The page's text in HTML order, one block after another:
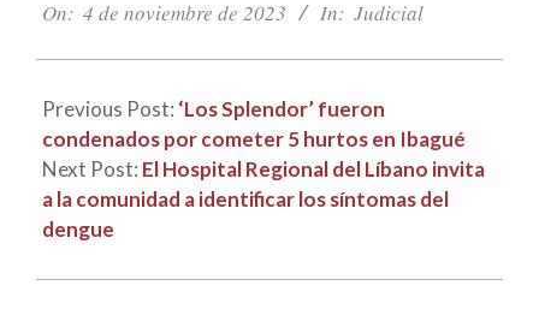
11-
On: 4 de noviembre de 2023 In: Judicial
Previous Post: ‘Los Splendor’ fueron
condenados por cometer 5 hurtos en Ibagué
Next Post: El Hospital Regional del Líbano invita
a la comunidad a identificar los síntomas del
dengue